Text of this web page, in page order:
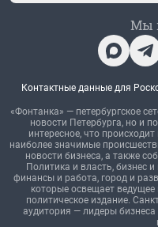
Мы
Контактные данные для
«Фонтанка» — петербургское
новости Петербурга, но и
интересное, что
наиболее значимые
новости бизнеса, а также
Политика и власть, бизнес
финансы и работа, город и
которые освещает ведущее
политическое издание.
аудитория — лидеры бизнеса